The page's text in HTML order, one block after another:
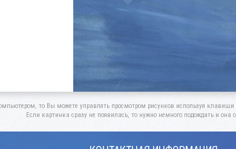
то Вы можете управлять просмотром рисунков используя
Если картинка сразу не появилась, то нужно немного подождать и она